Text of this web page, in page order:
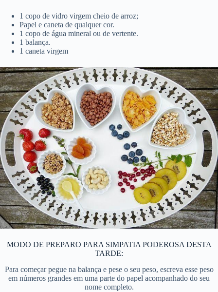
1 copo de vidro virgem cheio de arroz;
Papel e caneta de qualquer cor.
1 copo de água mineral ou de vertente.
1 balança.
1 caneta virgem
MODO DE PREPARO PARA SIMPATIA PODEROSA DESTA
TARDE:
Para começar pegue na balança e pese o seu peso, escreva esse peso
em números grandes em uma parte do papel acompanhado do seu
nome completo.